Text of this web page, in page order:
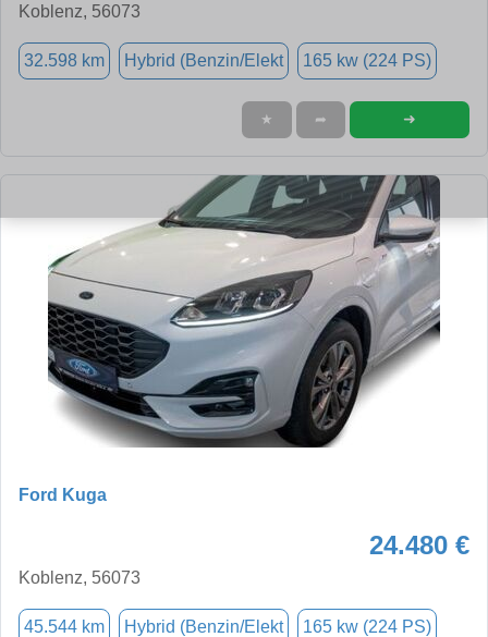
Koblenz, 56073
32.598 km Hybrid (Benzin/Elekt 165 kw (224 PS)
★ ➦ ➜
Ford Kuga
24.480 €
Koblenz, 56073
45.544 km Hybrid (Benzin/Elekt 165 kw (224 PS)